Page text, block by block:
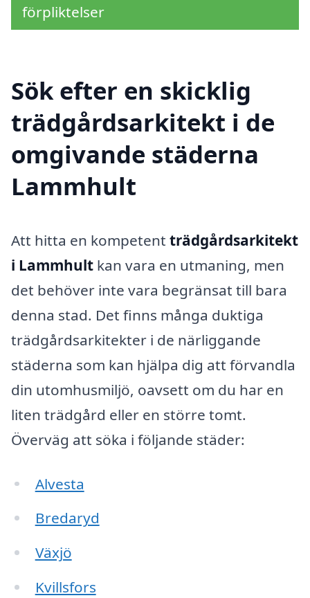
förpliktelser
Sök efter en skicklig
trädgårdsarkitekt i de
omgivande städerna
Lammhult
Att hitta en kompetent trädgårdsarkitekt
i Lammhult kan vara en utmaning, men
det behöver inte vara begränsat till bara
denna stad. Det finns många duktiga
trädgårdsarkitekter i de närliggande
städerna som kan hjälpa dig att förvandla
din utomhusmiljö, oavsett om du har en
liten trädgård eller en större tomt.
Överväg att söka i följande städer:
Alvesta
Bredaryd
Växjö
Kvillsfors